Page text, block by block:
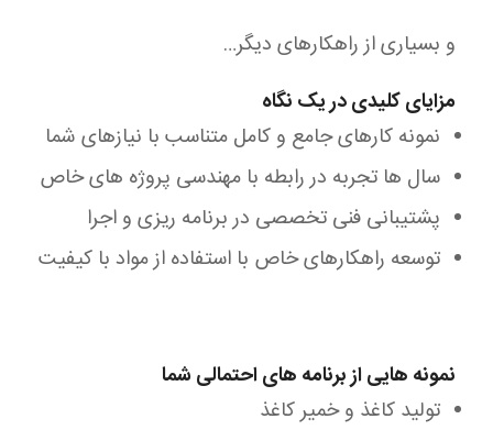
و بسیاری از راهکارهای دیگر…
مزایای کلیدی در یک نگاه
نمونه کارهای جامع و کامل متناسب با نیازهای شما
سال ها تجربه در رابطه با مهندسی پروژه های خاص
پشتیبانی فنی تخصصی در برنامه ریزی و اجرا
توسعه راهکارهای خاص با استفاده از مواد با کیفیت
نمونه هایی از برنامه های احتمالی شما
تولید کاغذ و خمیر کاغذ